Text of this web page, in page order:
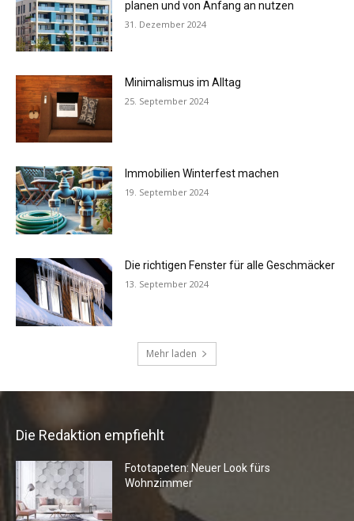
Die Redaktion empfiehlt
Fototapeten: Neuer Look fürs
Wohnzimmer